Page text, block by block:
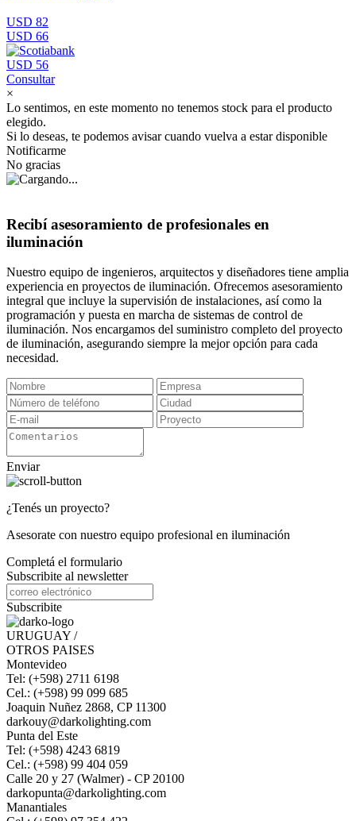
USD 82
USD 66
USD 56
Consultar
×
Lo sentimos, en este momento no tenemos stock para el producto
elegido.
Si lo deseas, te podemos avisar cuando vuelva a estar disponible
Notificarme
No gracias
Recibí asesoramiento de profesionales en
iluminación
Nuestro equipo de ingenieros, arquitectos y diseñadores tiene amplia
experiencia en proyectos de iluminación. Ofrecemos asesoramiento
integral que incluye la supervisión de instalaciones, así como la
programación y puesta en marcha de sistemas de control de
iluminación. Nos encargamos del suministro completo del proyecto
de iluminación, asegurando siempre la mejor opción para cada
necesidad.
Enviar
¿Tenés un proyecto?
Asesorate con nuestro equipo profesional en iluminación
Completá el formulario
Subscribite al newsletter
Subscribite
URUGUAY /
OTROS PAISES
Montevideo
Tel: (+598) 2711 6198
Cel.: (+598) 99 099 685
Joaquin Nuñez 2868, CP 11300
darkouy@darkolighting.com
Punta del Este
Tel: (+598) 4243 6819
Cel.: (+598) 99 404 059
Calle 20 y 27 (Walmer) - CP 20100
darkopunta@darkolighting.com
Manantiales